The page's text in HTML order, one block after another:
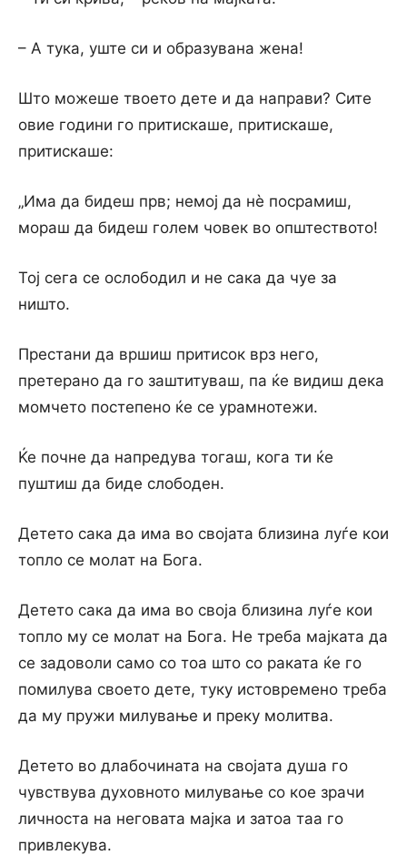
– А тука, уште си и образувана жена!
Што можеше твоето дете и да направи? Сите
овие години го притискаше, притискаше,
притискаше:
„Има да бидеш прв; немој да нѐ посрамиш,
мораш да бидеш голем човек во општеството!
Тој сега се ослободил и не сака да чуе за
ништо.
Престани да вршиш притисок врз него,
претерано да го заштитуваш, па ќе видиш дека
момчето постепено ќе се урамнотежи.
Ќе почне да напредува тогаш, кога ти ќе
пуштиш да биде слободен.
Детето сака да има во својата близина луѓе кои
топло се молат на Бога.
Детето сака да има во своја близина луѓе кои
топло му се молат на Бога. Не треба мајката да
се задоволи само со тоа што со раката ќе го
помилува своето дете, туку истовремено треба
да му пружи милување и преку молитва.
Детето во длабочината на својата душа го
чувствува духовното милување со кое зрачи
личноста на неговата мајка и затоа таа го
привлекува.